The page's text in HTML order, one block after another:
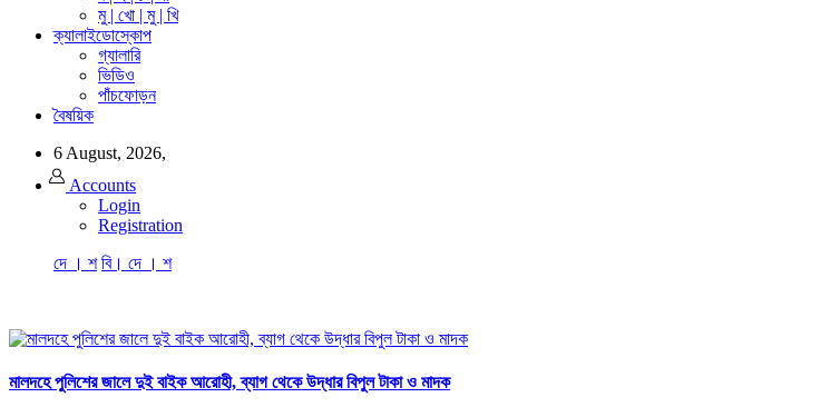
মু | খো | মু | খি
ক্যালাইডোস্কোপ
গ্যালারি
ভিডিও
পাঁচফোড়ন
বৈষয়িক
6 August, 2026,
Accounts
Login
Registration
দে । শ বি। দে । শ
মালদহে পুলিশের জালে দুই বাইক আরোহী, ব্যাগ থেকে উদ্ধার বিপুল টাকা ও মাদক